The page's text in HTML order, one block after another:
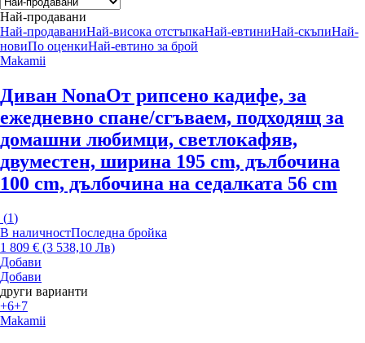
Най-продавани
Най-продаваниНай-висока отстъпкаНай-евтиниНай-скъпиНай-
новиПо оценкиНай-евтино за брой
Makamii
Диван NonaОт рипсено кадифе, за
ежедневно спане/сгъваем, подходящ за
домашни любимци, светлокафяв,
двуместен, ширина 195 cm, дълбочина
100 cm, дълбочина на седалката 56 cm
(1)
В наличностПоследна бройка
1 809 € (3 538,10 Лв)
Добави
Добави
други варианти
+6+7
Makamii